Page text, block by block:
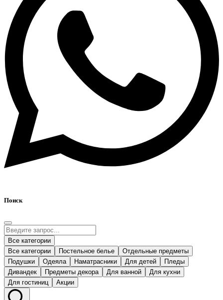
Поиск
Все категории
Все категории
Постельное белье
Отдельные предметы
Подушки
Одеяла Наматрасники Для детей
Пледы
Дивандек
Предметы декора Для ванной
Для кухни
Для гостиниц
Акции